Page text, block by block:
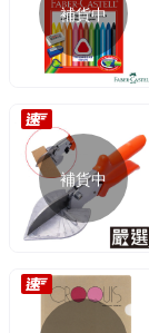
補貨中
補貨中